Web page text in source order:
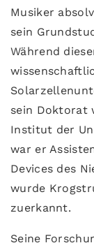
Musiker
sein
Während
sein Doktorat
Institut der
war er
Devices des
wurde
zuerkannt.
Seine